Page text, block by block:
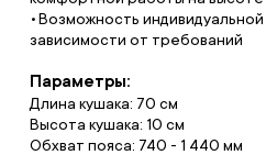
Возможность
зависимости от требований
Параметры:
Длина кушака: 70 см
Высота кушака: 10 см
Обхват пояса: 740 - 1 440 мм